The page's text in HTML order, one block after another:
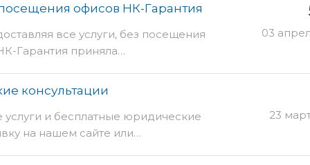
офисов НК-Гарантия
все услуги, без посещения
Гарантия приняла…
03
консультации
и бесплатные юридические
на нашем сайте или…
23